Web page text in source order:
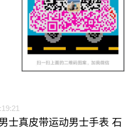
士真皮带运动男士手表 石